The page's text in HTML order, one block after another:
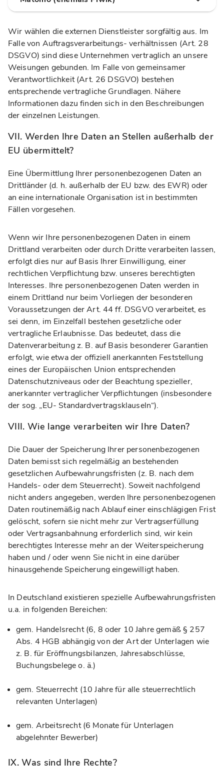
Wir wählen die externen Dienstleister sorgfältig aus. Im
Falle von Auftragsverarbeitungs- verhältnissen (Art. 28
DSGVO) sind diese Unternehmen vertraglich an unsere
Weisungen gebunden. Im Falle von gemeinsamer
Verantwortlichkeit (Art. 26 DSGVO) bestehen
entsprechende vertragliche Grundlagen. Nähere
Informationen dazu finden sich in den Beschreibungen
der einzelnen Leistungen.
VII. Werden Ihre Daten an Stellen außerhalb der
EU übermittelt?
Eine Übermittlung Ihrer personenbezogenen Daten an
Drittländer (d. h. außerhalb der EU bzw. des EWR) oder
an eine internationale Organisation ist in bestimmten
Fällen vorgesehen.
Wenn wir Ihre personenbezogenen Daten in einem
Drittland verarbeiten oder durch Dritte verarbeiten lassen,
erfolgt dies nur auf Basis Ihrer Einwilligung, einer
rechtlichen Verpflichtung bzw. unseres berechtigten
Interesses. Ihre personenbezogenen Daten werden in
einem Drittland nur beim Vorliegen der besonderen
Voraussetzungen der Art. 44 ff. DSGVO verarbeitet, es
sei denn, im Einzelfall bestehen gesetzliche oder
vertragliche Erlaubnisse. Das bedeutet, dass die
Datenverarbeitung z. B. auf Basis besonderer Garantien
erfolgt, wie etwa der offiziell anerkannten Feststellung
eines der Europäischen Union entsprechenden
Datenschutzniveaus oder der Beachtung spezieller,
anerkannter vertraglicher Verpflichtungen (insbesondere
der sog. „EU- Standardvertragsklauseln“).
VIII. Wie lange verarbeiten wir Ihre Daten?
Die Dauer der Speicherung Ihrer personenbezogenen
Daten bemisst sich regelmäßig an bestehenden
gesetzlichen Aufbewahrungsfristen (z. B. nach dem
Handels- oder dem Steuerrecht). Soweit nachfolgend
nicht anders angegeben, werden Ihre personenbezogenen
Daten routinemäßig nach Ablauf einer einschlägigen Frist
gelöscht, sofern sie nicht mehr zur Vertragserfüllung
oder Vertragsanbahnung erforderlich sind, wir kein
berechtigtes Interesse mehr an der Weiterspeicherung
haben und / oder wenn Sie nicht in eine darüber
hinausgehende Speicherung eingewilligt haben.
In Deutschland existieren spezielle Aufbewahrungsfristen
u.a. in folgenden Bereichen:
gem. Handelsrecht (6, 8 oder 10 Jahre gemäß § 257
Abs. 4 HGB abhängig von der Art der Unterlagen wie
z. B. für Eröffnungsbilanzen, Jahresabschlüsse,
Buchungsbelege o. ä.)
gem. Steuerrecht (10 Jahre für alle steuerrechtlich
relevanten Unterlagen)
gem. Arbeitsrecht (6 Monate für Unterlagen
abgelehnter Bewerber)
IX. Was sind Ihre Rechte?